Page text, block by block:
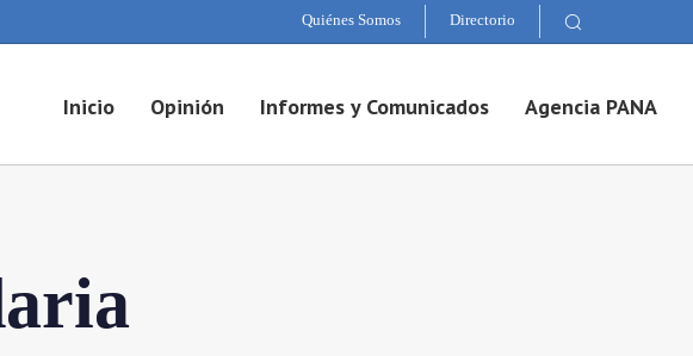
Quiénes Somos Directorio
Inicio Opinión Informes y Comunicados Agencia PANA